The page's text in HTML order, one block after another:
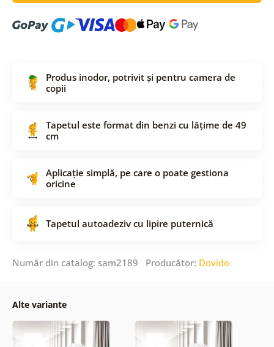
Produs inodor, potrivit și pentru camera de
copii
Tapetul este format din benzi cu lățime de 49
cm
Aplicație simplă, pe care o poate gestiona
oricine
Tapetul autoadeziv cu lipire puternică
Număr din catalog: sam2189 Producător: Dovido
Alte variante